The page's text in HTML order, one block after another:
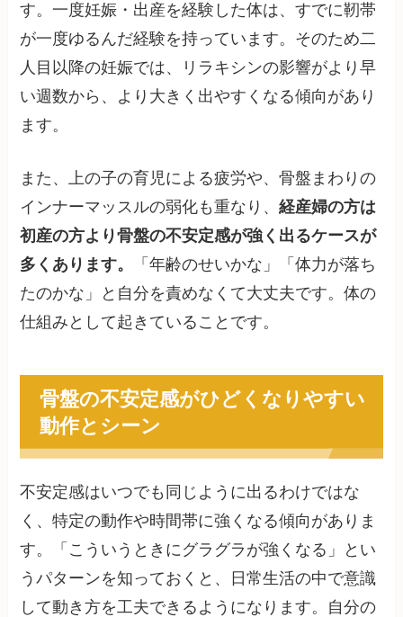
す。一度妊娠・出産を経験した体は、すでに靭帯
が一度ゆるんだ経験を持っています。そのため二
人目以降の妊娠では、リラキシンの影響がより早
い週数から、より大きく出やすくなる傾向があり
ます。
また、上の子の育児による疲労や、骨盤まわりの
インナーマッスルの弱化も重なり、経産婦の方は
初産の方より骨盤の不安定感が強く出るケースが
多くあります。
「年齢のせいかな」「体力が落ち
たのかな」と自分を責めなくて大丈夫です。体の
仕組みとして起きていることです。
骨盤の不安定感がひどくなりやすい
動作とシーン
不安定感はいつでも同じように出るわけではな
く、特定の動作や時間帯に強くなる傾向がありま
す。「こういうときにグラグラが強くなる」とい
うパターンを知っておくと、日常生活の中で意識
して動き方を工夫できるようになります。自分の